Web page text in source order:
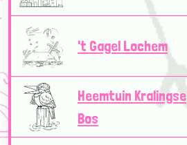
't Gagel Lochem
Heemtuin Kralingse
Bos